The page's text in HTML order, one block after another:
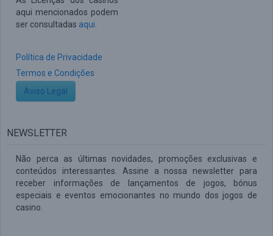
aqui mencionados podem
ser consultadas aqui
Política de Privacidade
Termos e Condições
Aviso Legal
NEWSLETTER
Não perca as últimas novidades, promoções exclusivas e
conteúdos interessantes. Assine a nossa newsletter para
receber informações de lançamentos de jogos, bónus
especiais e eventos emocionantes no mundo dos jogos de
casino.